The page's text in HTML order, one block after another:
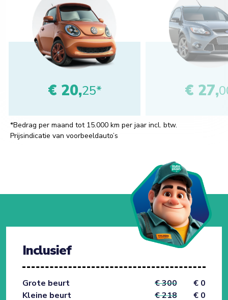
€ 20,25* € 27,
*Bedrag per maand tot 15.000 km per jaar incl. btw.
Prijsindicatie van voorbeeldauto’s
Inclusief
Grote beurt € 300
€ 0
Kleine beurt
€ 218 € 0